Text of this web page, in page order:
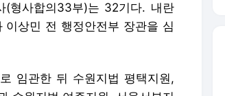
(형사합의33부)는 32기다. 내란
상민 전 행정안전부 장관을 심
임관한 뒤 수원지법 평택지원,